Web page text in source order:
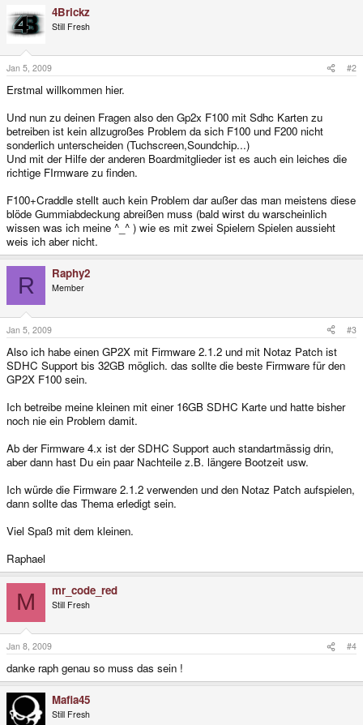
4Brickz
Still Fresh
Jan 5, 2009 #2
Erstmal willkommen hier.
Und nun zu deinen Fragen also den Gp2x F100 mit Sdhc Karten zu
betreiben ist kein allzugroßes Problem da sich F100 und F200 nicht
sonderlich unterscheiden (Tuchscreen,Soundchip...)
Und mit der Hilfe der anderen Boardmitglieder ist es auch ein leiches die
richtige FIrmware zu finden.
F100+Craddle stellt auch kein Problem dar außer das man meistens diese
blöde Gummiabdeckung abreißen muss (bald wirst du warscheinlich
wissen was ich meine ^_^ ) wie es mit zwei Spielern Spielen aussieht
weis ich aber nicht.
R Raphy2
Member
Jan 5, 2009 #3
Also ich habe einen GP2X mit Firmware 2.1.2 und mit Notaz Patch ist
SDHC Support bis 32GB möglich. das sollte die beste Firmware für den
GP2X F100 sein.
Ich betreibe meine kleinen mit einer 16GB SDHC Karte und hatte bisher
noch nie ein Problem damit.
Ab der Firmware 4.x ist der SDHC Support auch standartmässig drin,
aber dann hast Du ein paar Nachteile z.B. längere Bootzeit usw.
Ich würde die Firmware 2.1.2 verwenden und den Notaz Patch aufspielen,
dann sollte das Thema erledigt sein.
Viel Spaß mit dem kleinen.
Raphael
M mr_code_red
Still Fresh
Jan 8, 2009 #4
danke raph genau so muss das sein !
Mafia45
Still Fresh